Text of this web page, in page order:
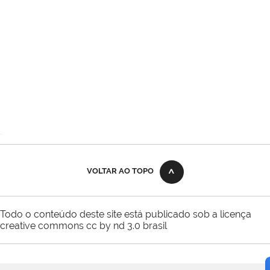
VOLTAR AO TOPO
Todo o conteúdo deste site está publicado sob a licença
creative commons cc by nd 3.0 brasil